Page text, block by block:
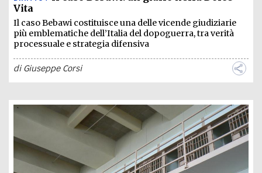
Vita
Il caso Bebawi costituisce una delle vicende giudiziarie
più emblematiche dell’Italia del dopoguerra, tra verità
processuale e strategia difensiva
diGiuseppe Corsi